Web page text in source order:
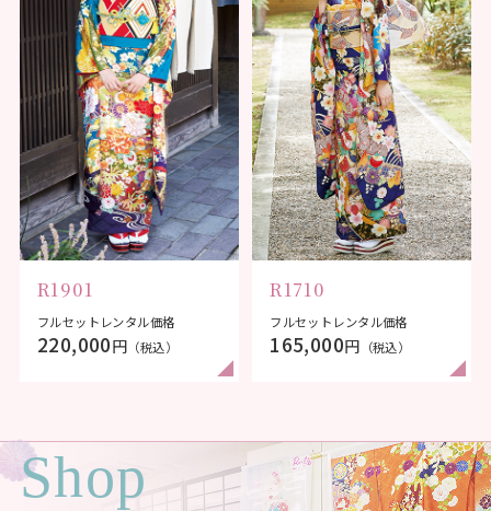
R1901
フルセットレンタル価格
220,000円 （税込）
R1710
フルセットレンタル価格
165,000円 （税込）
Shop